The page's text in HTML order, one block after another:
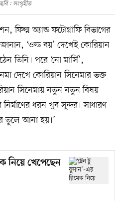
ছবি : সংগৃহীত
ফিল্ম অ্যান্ড ফটোগ্রাফি বিভাগের
জানান, ‘ওল্ড বয়’ দেখেই কোরিয়ান
তিনি। পরে ‘নো মার্সি’,
দেখে কোরিয়ান সিনেমার ভক্ত
সিনেমায় নতুন নতুন বিষয়
নির্মাণের ধরন খুব সুন্দর। সাধারণ
তুলে আনা হয়।’
নিয়ে খেপেছেন